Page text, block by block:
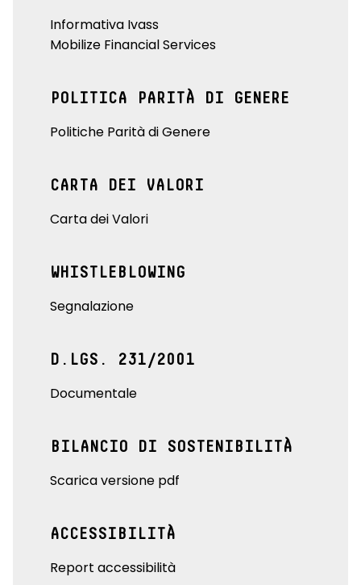
Informativa Ivass
Mobilize Financial Services
POLITICA PARITÀ DI GENERE
Politiche Parità di Genere
CARTA DEI VALORI
Carta dei Valori
WHISTLEBLOWING
Segnalazione
D.LGS. 231/2001
Documentale
BILANCIO DI SOSTENIBILITÀ
Scarica versione pdf
ACCESSIBILITÀ
Report accessibilità